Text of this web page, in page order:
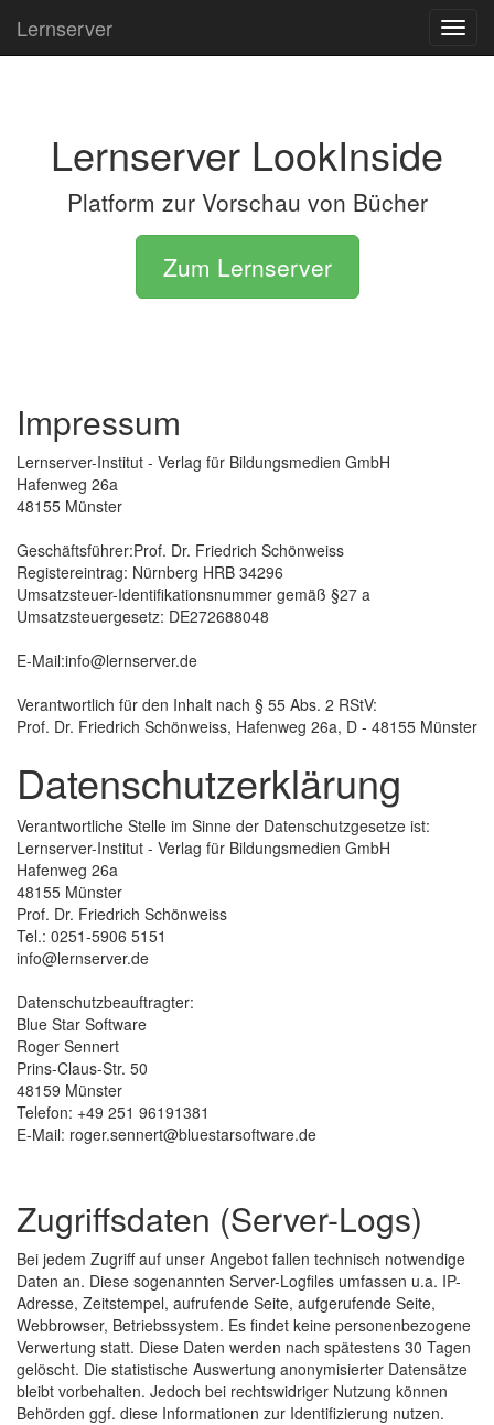
Lernserver
Lernserver LookInside
Platform zur Vorschau von Bücher
Zum Lernserver
Impressum
Lernserver-Institut - Verlag für Bildungsmedien GmbH
Hafenweg 26a
48155 Münster
Geschäftsführer:Prof. Dr. Friedrich Schönweiss
Registereintrag: Nürnberg HRB 34296
Umsatzsteuer-Identifikationsnummer gemäß §27 a
Umsatzsteuergesetz: DE272688048
E-Mail:info@lernserver.de
Verantwortlich für den Inhalt nach § 55 Abs. 2 RStV:
Prof. Dr. Friedrich Schönweiss, Hafenweg 26a, D - 48155 Münster
Datenschutzerklärung
Verantwortliche Stelle im Sinne der Datenschutzgesetze ist:
Lernserver-Institut - Verlag für Bildungsmedien GmbH
Hafenweg 26a
48155 Münster
Prof. Dr. Friedrich Schönweiss
Tel.: 0251-5906 5151
info@lernserver.de
Datenschutzbeauftragter:
Blue Star Software
Roger Sennert
Prins-Claus-Str. 50
48159 Münster
Telefon: +49 251 96191381
E-Mail: roger.sennert@bluestarsoftware.de
Zugriffsdaten (Server-Logs)
Bei jedem Zugriff auf unser Angebot fallen technisch notwendige
Daten an. Diese sogenannten Server-Logfiles umfassen u.a. IP-
Adresse, Zeitstempel, aufrufende Seite, aufgerufende Seite,
Webbrowser, Betriebssystem. Es findet keine personenbezogene
Verwertung statt. Diese Daten werden nach spätestens 30 Tagen
gelöscht. Die statistische Auswertung anonymisierter Datensätze
bleibt vorbehalten. Jedoch bei rechtswidriger Nutzung können
Behörden ggf. diese Informationen zur Identifizierung nutzen.